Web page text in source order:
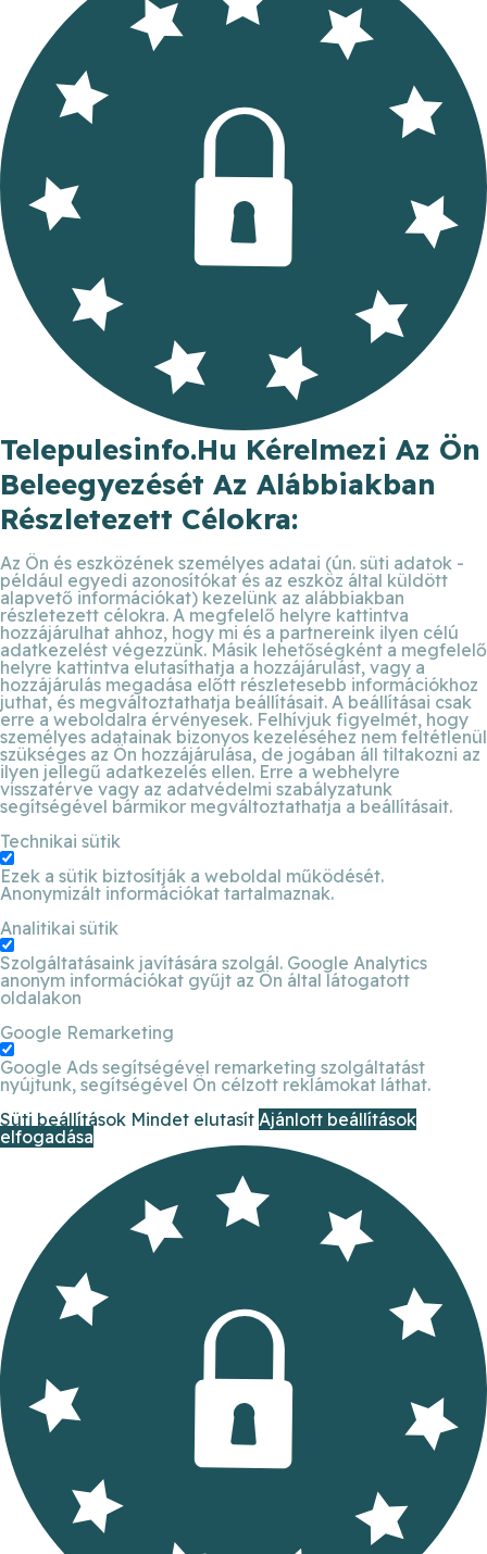
Telepulesinfo.hu Kérelmezi Az Ön
Beleegyezését Az Alábbiakban
Részletezett Célokra:
Az Ön és eszközének személyes adatai (ún. süti adatok -
például egyedi azonosítókat és az eszköz által küldött
alapvető információkat) kezelünk az alábbiakban
részletezett célokra. A megfelelő helyre kattintva
hozzájárulhat ahhoz, hogy mi és a partnereink ilyen célú
adatkezelést végezzünk. Másik lehetőségként a megfelelő
helyre kattintva elutasíthatja a hozzájárulást, vagy a
hozzájárulás megadása előtt részletesebb információkhoz
juthat, és megváltoztathatja beállításait. A beállításai csak
erre a weboldalra érvényesek. Felhívjuk figyelmét, hogy
személyes adatainak bizonyos kezeléséhez nem feltétlenül
szükséges az Ön hozzájárulása, de jogában áll tiltakozni az
ilyen jellegű adatkezelés ellen. Erre a webhelyre
visszatérve vagy az adatvédelmi szabályzatunk
segítségével bármikor megváltoztathatja a beállításait.
Technikai sütik
Ezek a sütik biztosítják a weboldal működését.
Anonymizált információkat tartalmaznak.
Analitikai sütik
Szolgáltatásaink javítására szolgál. Google Analytics
anonym információkat gyűjt az Ön által látogatott
oldalakon
Google Remarketing
Google Ads segítségével remarketing szolgáltatást
nyújtunk, segítségével Ön célzott reklámokat láthat.
Süti beállítások Mindet elutasít Ajánlott beállítások
elfogadása